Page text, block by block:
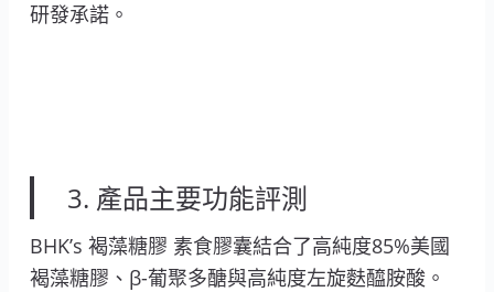
研發承諾。
3. 產品主要功能評測
BHK’s 褐藻糖膠 素食膠囊結合了高純度85%美國
褐藻糖膠、β-葡聚多醣與高純度左旋麩醯胺酸。